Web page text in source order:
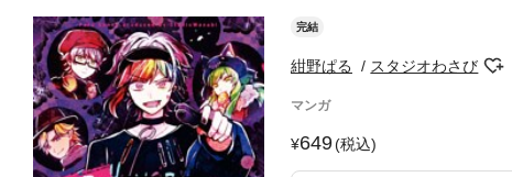
完結
紺野ぱる スタジオわさび
マンガ
649(税込)